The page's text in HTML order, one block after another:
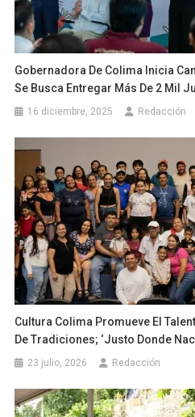
Gobernadora De Colima Inicia
Se Busca Entregar Más De 2 Mil
16 diciembre, 2025 Redacción
Cultura Colima Promueve El
De Tradiciones; ‘Justo Donde
23 julio, 2026 Redacción